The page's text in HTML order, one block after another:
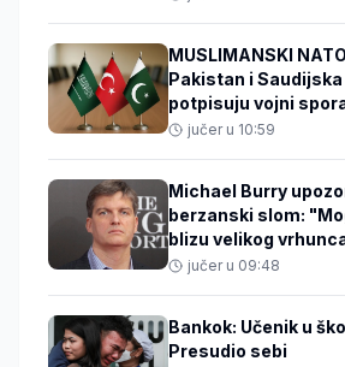
MUSLIMANSKI
Pakistan i
potpisuju vojni
jučer u 10:59
Michael Burry
berzanski slom:
blizu velikog
jučer u 09:48
Bankok: Učenik u
Presudio sebi